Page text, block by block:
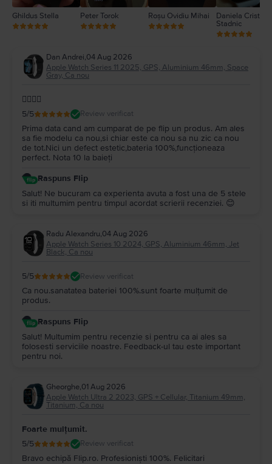
Ghildus Stella Peter Torok Roșu Ovidiu Mihai
Daniela Cristina
Stadnic
Dan Andrei,04 Aug 2026
Apple Watch Series 11 2025, GPS, Aluminium 46mm, Space
Gray, Ca nou
👌🏼👌🏼
5/5 Review verificat
Prima data cand am cumparat de pe flip un produs. Am ales
sa fie modelu ca nou,si chiar este ca nou sa nu zic ca nou
de tot.Nici un defect estetic,bateria 100%,funcționeaza
perfect. Nota 10 la baieți
Raspuns Flip
Salut! Ne bucuram ca experienta avuta a fost una de 5 stele
si iti multumim pentru timpul acordat scrierii recenziei. 😊
Radu Alexandru,04 Aug 2026
Apple Watch Series 10 2024, GPS, Aluminium 46mm, Jet
Black, Ca nou
5/5 Review verificat
Ca nou.sanatatea bateriei 100%.sunt foarte mulțumit de
produs.
Raspuns Flip
Salut! Multumim pentru recenzie si pentru ca ai ales sa
folosesti serviciile noastre. Feedback-ul tau este important
pentru noi.
Gheorghe,01 Aug 2026
Apple Watch Ultra 2 2023, GPS + Cellular, Titanium 49mm,
Titanium, Ca nou
Foarte mulțumit.
5/5 Review verificat
Bravo echipă Flip.ro. Profesioniști 100%. Felicitari